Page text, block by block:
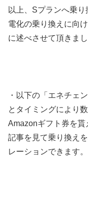
以上、Sプランへ乗
電化の乗り換えに向
に述べさせて頂きまし
・以下の「エネチェ
とタイミングにより
Amazonギフト券を
記事を見て乗り換え
レーションできます。